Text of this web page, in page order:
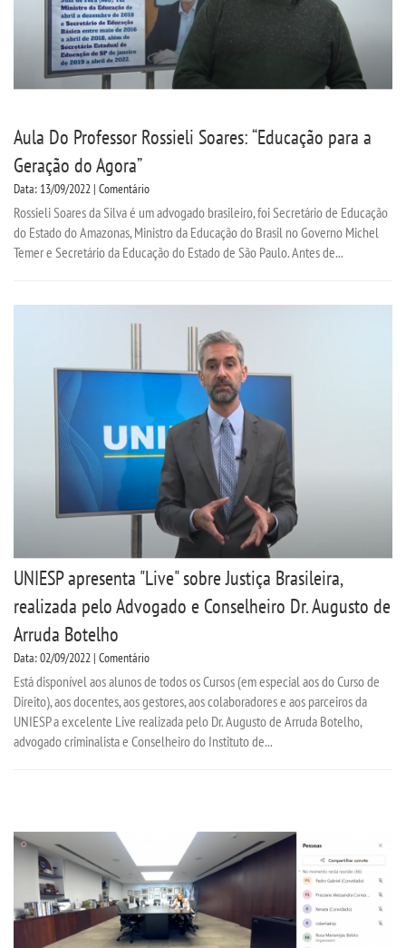
Aula Do Professor Rossieli Soares: “Educação para a
Geração do Agora”
Data: 13/09/2022 | Comentário
Rossieli Soares da Silva é um advogado brasileiro, foi Secretário de Educação
do Estado do Amazonas, Ministro da Educação do Brasil no Governo Michel
Temer e Secretário da Educação do Estado de São Paulo. Antes de...
UNIESP apresenta "Live" sobre Justiça Brasileira,
realizada pelo Advogado e Conselheiro Dr. Augusto de
Arruda Botelho
Data: 02/09/2022 | Comentário
Está disponível aos alunos de todos os Cursos (em especial aos do Curso de
Direito), aos docentes, aos gestores, aos colaboradores e aos parceiros da
UNIESP a excelente Live realizada pelo Dr. Augusto de Arruda Botelho,
advogado criminalista e Conselheiro do Instituto de...